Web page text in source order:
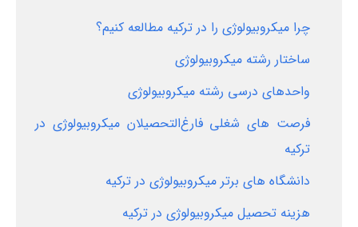
چرا میکروبیولوژی را در ترکیه مطالعه کنیم؟
ساختار رشته میکروبیولوژی
واحدهای درسی رشته میکروبیولوژی
فرصت های شغلی فارغ‌التحصیلان میکروبیولوژی در
ترکیه
دانشگاه های برتر میکروبیولوژی در ترکیه
هزینه تحصیل میکروبیولوژی در ترکیه